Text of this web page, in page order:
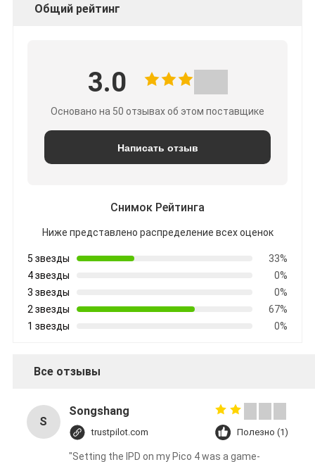
Общий рейтинг
3.0
Основано на 50 отзывах об этом поставщике
Написать отзыв
Снимок Рейтинга
Ниже представлено распределение всех оценок
5 звезды
33%
4 звезды
0%
3 звезды
0%
2 звезды
67%
1 звезды
0%
Все отзывы
S
Songshang
trustpilot.com Полезно (1)
"Setting the IPD on my Pico 4 was a game-